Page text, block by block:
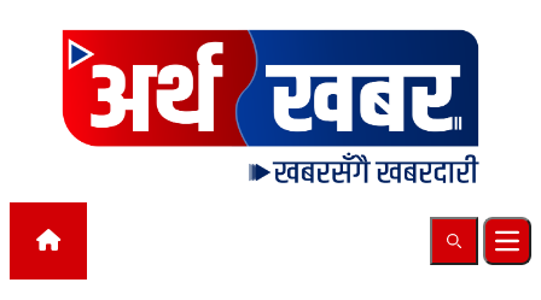
Skip to content
Search